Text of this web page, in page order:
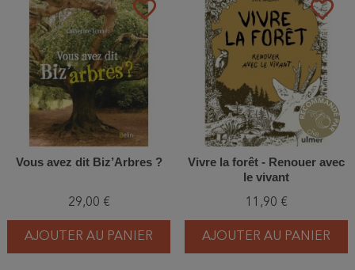
favorite_border
Vous avez dit Biz’Arbres ?
29,00 €
AJOUTER AU PANIER
favorite_border
Vivre la forêt - Renouer avec
le vivant
11,90 €
AJOUTER AU PANIER